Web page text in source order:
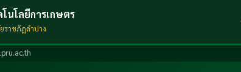
นโลยีการเกษตร
ราชภัฏลำปาง